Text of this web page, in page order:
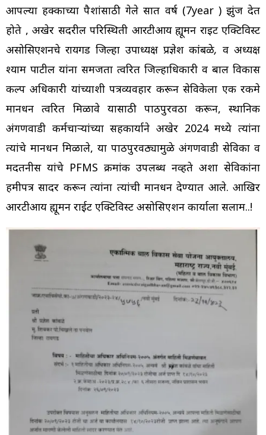
आपल्या हक्काच्या पैशांसाठी गेले सात वर्ष (7year ) झुंज देत
होते , अखेर सदरील परिस्थिती आरटीआय ह्यूमन राईट एक्टिविस्ट
असोसिएशनचे रायगड जिल्हा उपाध्यक्ष प्रज्ञेश कांबळे, व अध्यक्ष
श्याम पाटीलयांना समजता त्वरित जिल्हाधिकारी व बाल विकास
प्रकल्प अधिकारी यांच्याशी पत्रव्यवहार करून सेविकेला एक रकमे
मानधन त्वरित मिळावे यासाठी पाठपुरवठा करून, स्थानिक
अंगणवाडी कर्मचाऱ्यांच्या सहकार्याने अखेर 2024 मध्ये त्यांना
त्यांचे मानधन मिळाले, या पाठपुरवठ्यामुळे अंगणवाडी सेविका व
मदतनीस यांचे PFMS क्रमांक उपलब्ध नव्हते अशा सेविकांना
हमीपत्र सादर करून त्यांना त्यांची मानधन देण्यात आले. आखिर
आरटीआय ह्यूमन राईट एक्टिविस्ट असोसिएशन कार्याला सलाम..!